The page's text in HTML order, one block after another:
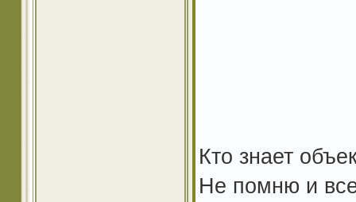
Кто знает
Не помню и